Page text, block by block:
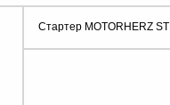
Стартер MOTORHERZ